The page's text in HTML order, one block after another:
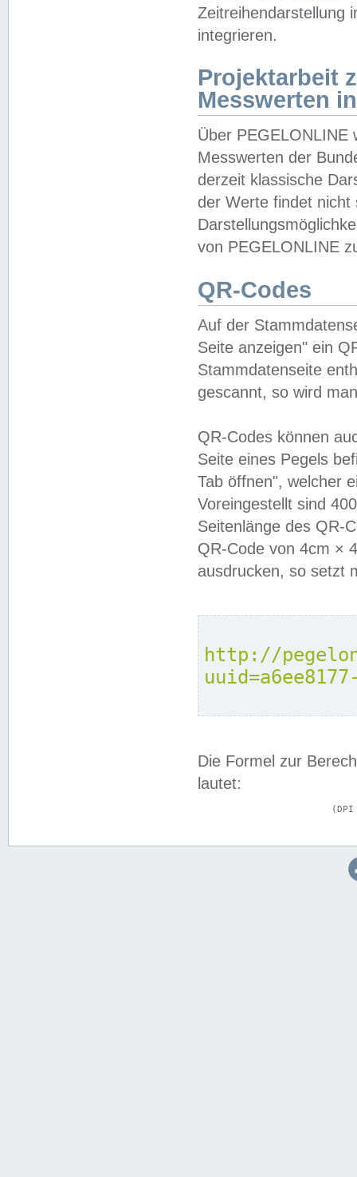
Zeitreihendarstellung
integrieren.
Projektarbeit
Messwerten
Über PEGELONLINE
Messwerten der
derzeit klassische
der Werte findet
von PEGELONLINE
QR-Codes
Auf der
Seite anzeigen" ein
Stammdatenseite
gescannt, so wird
QR-Codes können
Seite eines Pegels
Tab öffnen", welcher
Voreingestellt sind
Seitenlänge des QR-
QR-Code von 4cm ×
ausdrucken, so setzt
http://
Die Formel zur
lautet: